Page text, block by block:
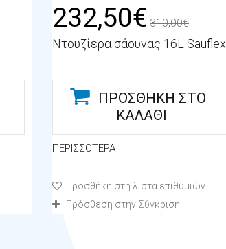
232,50€ 310,00€
Ντουζίερα σάουνας 16L Sauflex
ΠΡΟΣΘΉΚΗ ΣΤΟ
ΚΑΛΆΘΙ
ΠΕΡΙΣΣΌΤΕΡΑ
Προσθήκη στη λίστα επιθυμιών
Πρόσθεση στην Σύγκριση